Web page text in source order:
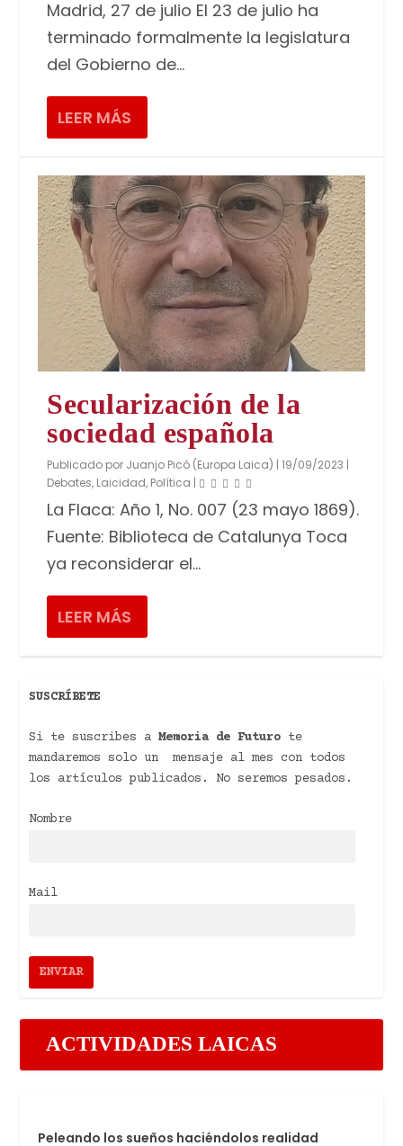
Madrid, 27 de julio El 23 de julio ha
terminado formalmente la legislatura
del Gobierno de...
LEER MÁS
Secularización de la
sociedad española
Publicado por Juanjo Picó (Europa Laica) |19/09/2023 |
Debates, Laicidad, Política |
La Flaca: Año 1, No. 007 (23 mayo 1869).
Fuente: Biblioteca de Catalunya Toca
ya reconsiderar el...
LEER MÁS
SUSCRÍBETE
Si te suscribes aMemoria de Futuro te
mandaremos solo un mensaje al mes con todos
los artículos publicados. No seremos pesados.
Nombre
Mail
ACTIVIDADES LAICAS
Peleando los sueños haciéndolos realidad